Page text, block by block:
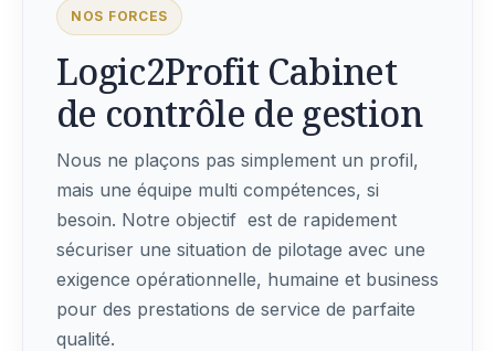
NOS FORCES
Logic2Profit Cabinet
de contrôle de gestion
Nous ne plaçons pas simplement un profil,
mais une équipe multi compétences, si
besoin. Notre objectif est de rapidement
sécuriser une situation de pilotage avec une
exigence opérationnelle, humaine et business
pour des prestations de service de parfaite
qualité.